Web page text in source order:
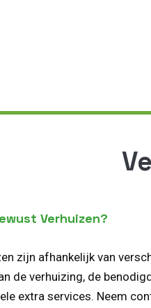
Verhuizen?
zijn afhankelijk van
de verhuizing, de
extra services. Neem